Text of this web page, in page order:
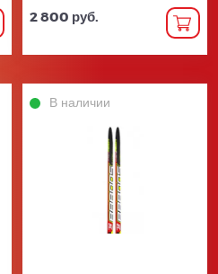
2 800 руб.
В наличии